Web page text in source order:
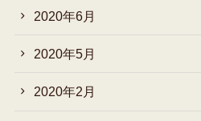
2020年6月
2020年5月
2020年2月